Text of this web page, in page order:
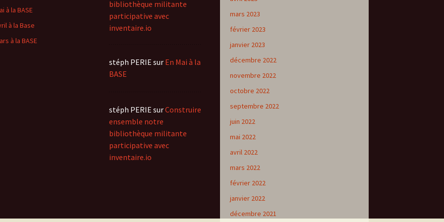
mars 2023
février 2023
janvier 2023
décembre 2022
novembre 2022
octobre 2022
septembre 2022
juin 2022
mai 2022
avril 2022
mars 2022
février 2022
janvier 2022
décembre 2021
à la BASE
à la Base
à la BASE
bibliothèque militante
participative avec
inventaire.io
stéph PERIE sur En Mai à la
BASE
stéph PERIE surConstruire
ensemble notre
bibliothèque militante
participative avec
inventaire.io